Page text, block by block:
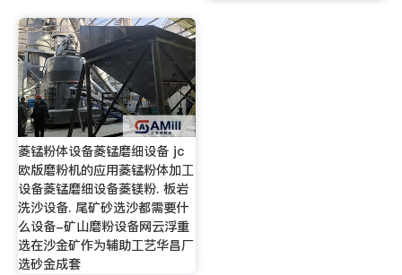
菱锰粉体设备菱锰磨细设备 jc
欧版磨粉机的应用菱锰粉体加工
设备菱锰磨细设备菱镁粉. 板岩
洗沙设备. 尾矿砂选沙都需要什
么设备-矿山磨粉设备网云浮重
选在沙金矿作为辅助工艺华昌厂
选砂金成套